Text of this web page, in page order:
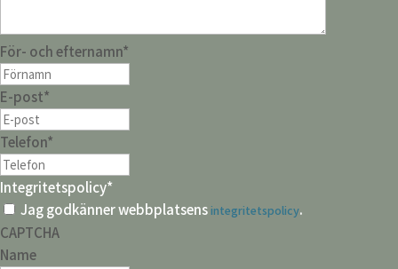
För- och efternamn*
E-post*
Telefon*
Integritetspolicy*
Jag godkänner webbplatsensintegritetspolicy.
CAPTCHA
Name